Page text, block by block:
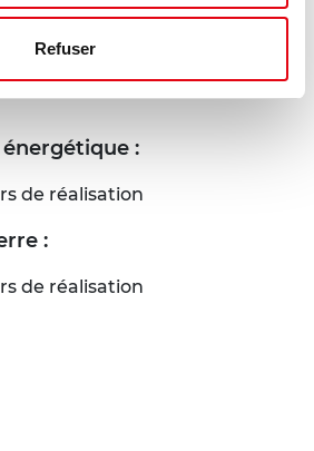
Refuser
:
de réalisation
:
de réalisation